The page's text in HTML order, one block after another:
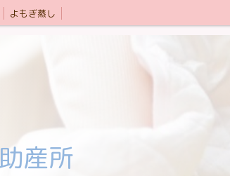
よもぎ蒸し
産所